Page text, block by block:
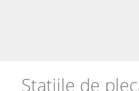
Stațiile de